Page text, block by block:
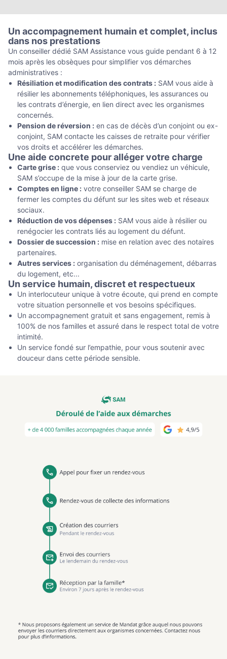
Un accompagnement humain et complet, inclus
dans nos prestations
Un conseiller dédié SAM Assistance vous guide pendant 6 à 12
mois après les obsèques pour simplifier vos démarches
administratives :
Résiliation et modification des contrats : SAM vous aide à
résilier les abonnements téléphoniques, les assurances ou
les contrats d’énergie, en lien direct avec les organismes
concernés.
Pension de réversion : en cas de décès d’un conjoint ou ex-
conjoint, SAM contacte les caisses de retraite pour vérifier
vos droits et accélérer les démarches.
Une aide concrete pour alléger votre charge
Carte grise : que vous conserviez ou vendiez un véhicule,
SAM s’occupe de la mise à jour de la carte grise.
Comptes en ligne : votre conseiller SAM se charge de
fermer les comptes du défunt sur les sites web et réseaux
sociaux.
Réduction de vos dépenses : SAM vous aide à résilier ou
renégocier les contrats liés au logement du défunt.
Dossier de succession : mise en relation avec des notaires
partenaires.
Autres services : organisation du déménagement, débarras
du logement, etc...
Un service humain, discret et respectueux
Un interlocuteur unique à votre écoute, qui prend en compte
votre situation personnelle et vos besoins spécifiques.
Un accompagnement gratuit et sans engagement, remis à
100% de nos familles et assuré dans le respect total de votre
intimité.
Un service fondé sur l’empathie, pour vous soutenir avec
douceur dans cette période sensible.